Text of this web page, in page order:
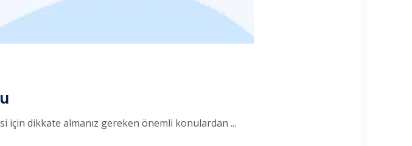
için dikkate almanız gereken önemli konulardan ...